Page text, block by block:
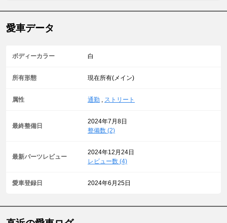
愛車データ
ボディーカラー 白
所有形態 現在所有(メイン)
属性 通勤 , ストリート
最終整備日
2024年7月8日
整備数 (2)
最新パーツレビュー
2024年12月24日
レビュー数 (4)
愛車登録日 2024年6月25日